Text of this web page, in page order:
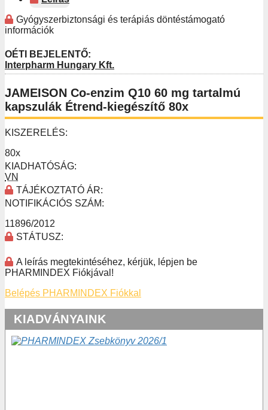
Gyógyszerbiztonsági és terápiás döntéstámogató
információk
OÉTI BEJELENTŐ:
Interpharm Hungary Kft.
JAMEISON Co-enzim Q10 60 mg tartalmú
kapszulák Étrend-kiegészítő 80x
KISZERELÉS:
80x
KIADHATÓSÁG:
VN
TÁJÉKOZTATÓ ÁR:
NOTIFIKÁCIÓS SZÁM:
11896/2012
STÁTUSZ:
A leírás megtekintéséhez, kérjük, lépjen be
PHARMINDEX Fiókjával!
Belépés PHARMINDEX Fiókkal
KIADVÁNYAINK